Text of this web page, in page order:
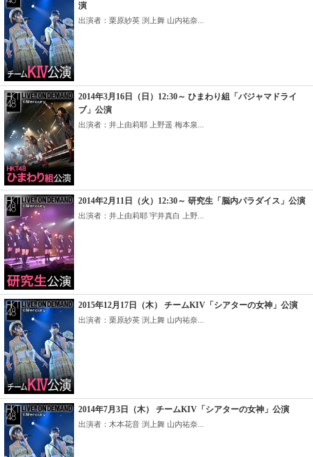
演
出演者：栗原紗英 渕上舞 山内祐奈...
2014年3月16日（日）12:30～ ひまわり組「パジャマドライ
ブ」公演
出演者：井上由莉耶 上野遥 梅本泉...
2014年2月11日（火）12:30～ 研究生「脳内パラダイス」公演
出演者：井上由莉耶 宇井真白 上野...
2015年12月17日（木） チームKIV「シアターの女神」公演
出演者：栗原紗英 渕上舞 山内祐奈...
2014年7月3日（木） チームKIV「シアターの女神」公演
出演者：木本花音 渕上舞 山内祐奈...